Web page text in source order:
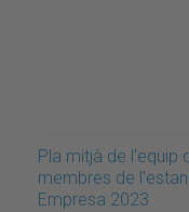
Pla mitjà de l'equip
membres de
Empresa 2023